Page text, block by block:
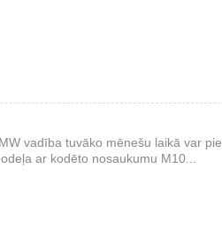
vadība tuvāko mēnešu laikā var
ar kodēto nosaukumu M10...